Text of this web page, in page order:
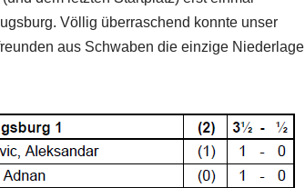
Völlig überraschend konnte unser
aus Schwaben die einzige Niederlage